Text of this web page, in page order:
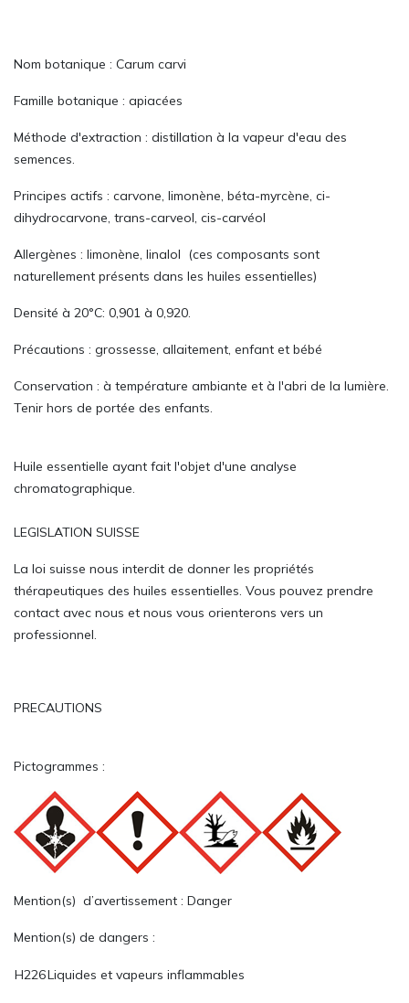
Nom botanique : Carum carvi
Famille botanique : apiacées
Méthode d'extraction : distillation à la vapeur d'eau des
semences.
Principes actifs : carvone, limonène, béta-myrcène, ci-
dihydrocarvone, trans-carveol, cis-carvéol
Allergènes : limonène, linalol (ces composants sont
naturellement présents dans les huiles essentielles)
Densité à 20°C: 0,901 à 0,920.
Précautions : grossesse, allaitement, enfant et bébé
Conservation : à température ambiante et à l'abri de la lumière.
Tenir hors de portée des enfants.
Huile essentielle ayant fait l'objet d'une analyse
chromatographique.
LEGISLATION SUISSE
La loi suisse nous interdit de donner les propriétés
thérapeutiques des huiles essentielles. Vous pouvez prendre
contact avec nous et nous vous orienterons vers un
professionnel.
PRECAUTIONS
Pictogrammes :
Mention(s) d’avertissement : Danger
Mention(s) de dangers :
H226Liquides et vapeurs inflammables